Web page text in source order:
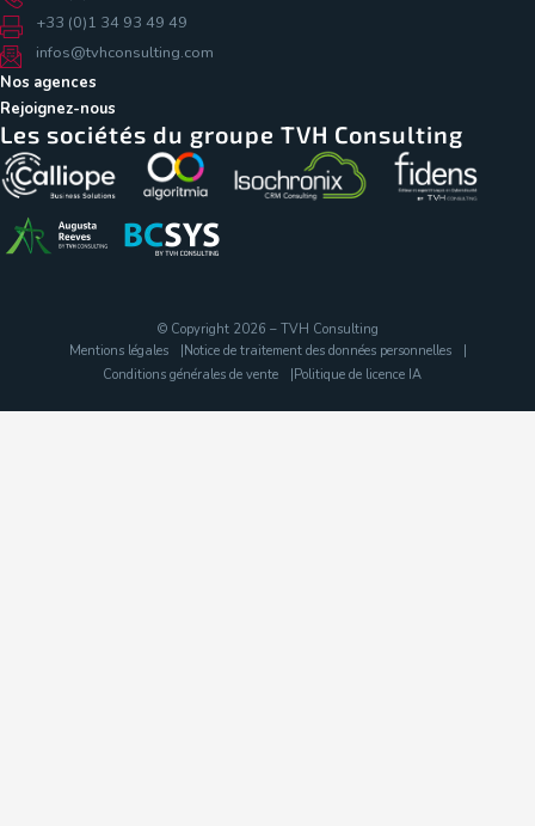
+33 (0)1 34 93 49 49
infos@tvhconsulting.com
Nos agences
Rejoignez-nous
Les sociétés du groupe TVH Consulting
© Copyright 2026 – TVH Consulting
Mentions légales
Notice de traitement des données personnelles
Conditions générales de vente
Politique de licence IA